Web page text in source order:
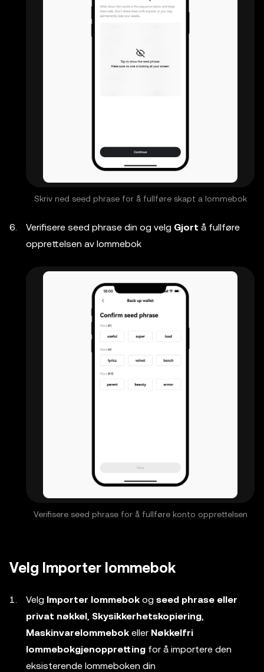
Skriv ned seed phrase for å fullføre skapt a lommebok
Verifisere seed phrase din og velg Gjort å fullføre
opprettelsen av lommebok
Verifisere seed phrase for å fullføre konto opprettelsen
Velg Importer lommebok
Velg Importer lommebok og seed phrase eller
privat nøkkel Skysikkerhetskopiering
Maskinvarelommebok eller Nøkkelfri
lommebokgjenoppretting for å importere den
eksisterende lommeboken din